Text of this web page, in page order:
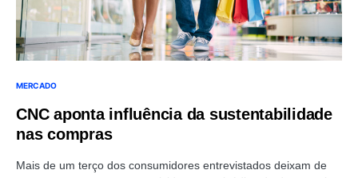
MERCADO
CNC aponta influência da sustentabilidade
nas compras
Mais de um terço dos consumidores entrevistados deixam de